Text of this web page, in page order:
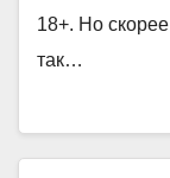
18+. Но
так…